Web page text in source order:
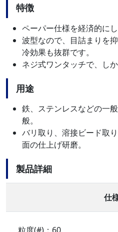
特徴
ペーパー仕様を経済的に
波型なので、目詰まりを
冷効果も抜群です。
ネジ式ワンタッチで、し
用途
鉄、ステンレスなどの一
般。
バリ取り、溶接ビード取
面の仕上げ研磨。
製品詳細
仕